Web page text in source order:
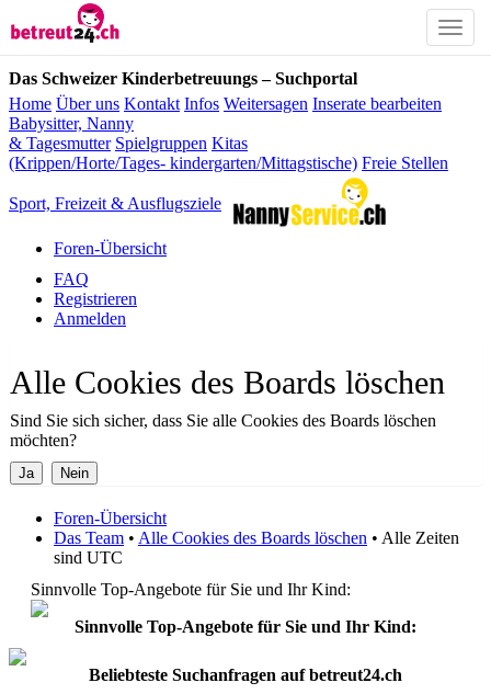
Toggle
Das Schweizer Kinderbetreuungs – Suchportal
Home Über uns Kontakt Infos Weitersagen Inserate bearbeiten
Babysitter, Nanny
& Tagesmutter Spielgruppen Kitas
(Krippen/Horte/Tages- kindergarten/Mittagstische) Freie Stellen
Sport, Freizeit & Ausflugsziele
Foren-Übersicht
FAQ
Registrieren
Anmelden
Alle Cookies des Boards löschen
Sind Sie sich sicher, dass Sie alle Cookies des Boards löschen
möchten?
Foren-Übersicht
Das Team • Alle Cookies des Boards löschen • Alle Zeiten
sind UTC
Sinnvolle Top-Angebote für Sie und Ihr Kind:
Sinnvolle Top-Angebote für Sie und Ihr Kind:
Beliebteste Suchanfragen aufbetreut24.ch